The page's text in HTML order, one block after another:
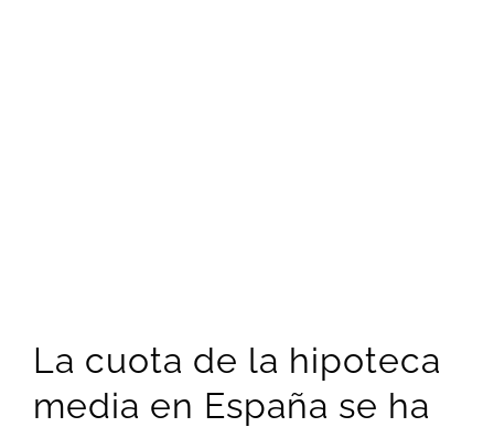
La cuota de la hipoteca
media en España se ha